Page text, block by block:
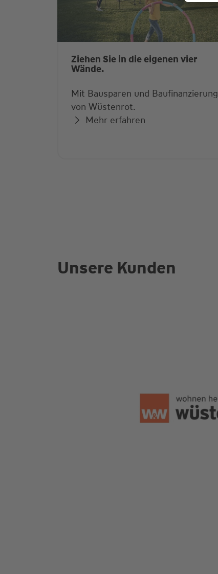
Ziehen Sie in die eigenen vier
Wände.
Mit Bausparen und Baufinanzierung
von Wüstenrot.
Mehr erfahren
Unsere Kunden